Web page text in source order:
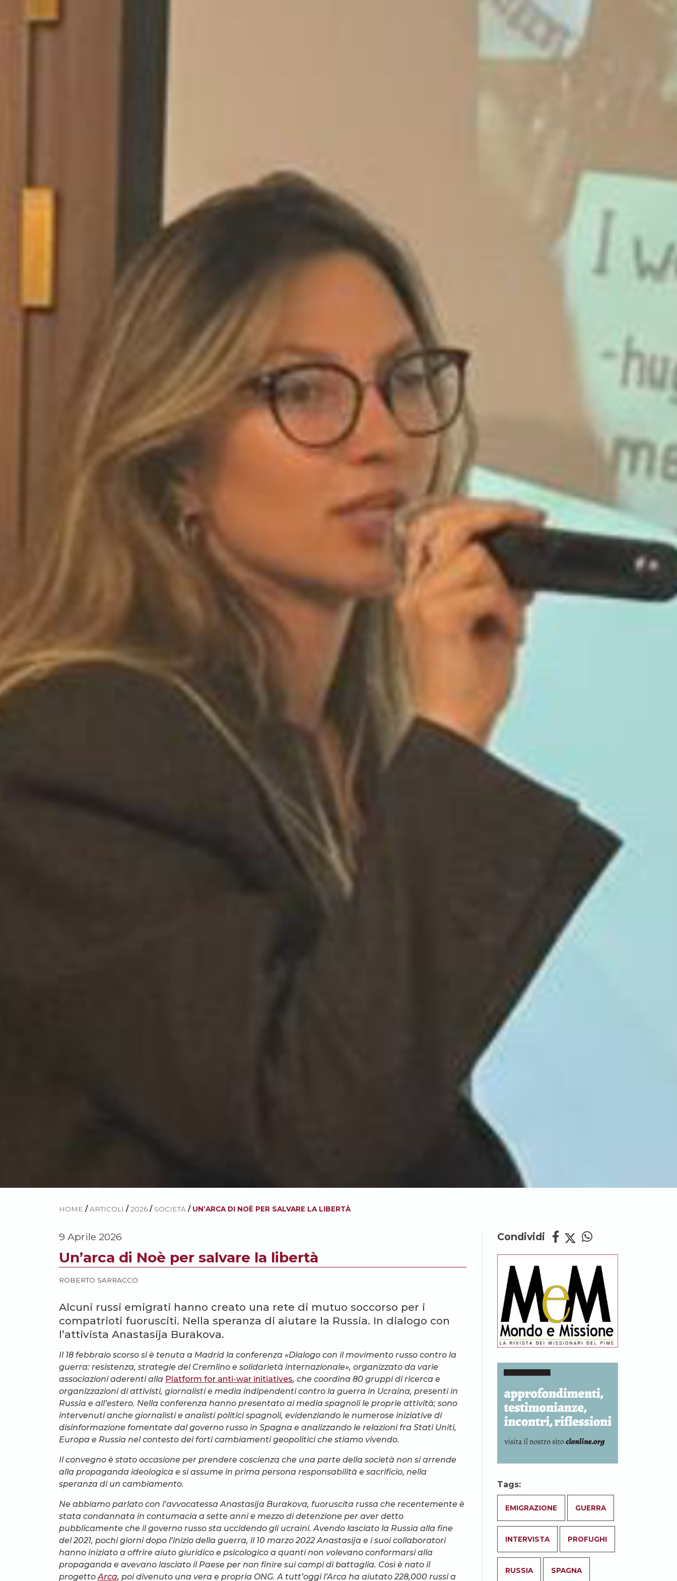
HOME / ARTICOLI / 2026 / SOCIETÀ / UN’ARCA DI NOÈ PER SALVARE LA LIBERTÀ
9 Aprile 2026
Un’arca di Noè per salvare la libertà
ROBERTO SARRACCO
Alcuni russi emigrati hanno creato una rete di mutuo soccorso per i
compatrioti fuorusciti. Nella speranza di aiutare la Russia. In dialogo con
l’attivista Anastasija Burakova.
Il 18 febbraio scorso si è tenuta a Madrid la conferenza «Dialogo con il movimento russo contro la
guerra: resistenza, strategie del Cremlino e solidarietà internazionale», organizzato da varie
associazioni aderenti alla Platform for anti-war initiatives, che coordina 80 gruppi di ricerca e
organizzazioni di attivisti, giornalisti e media indipendenti contro la guerra in Ucraina, presenti in
Russia e all’estero. Nella conferenza hanno presentato ai media spagnoli le proprie attività; sono
intervenuti anche giornalisti e analisti politici spagnoli, evidenziando le numerose iniziative di
disinformazione fomentate dal governo russo in Spagna e analizzando le relazioni fra Stati Uniti,
Europa e Russia nel contesto dei forti cambiamenti geopolitici che stiamo vivendo.
Il convegno è stato occasione per prendere coscienza che una parte della società non si arrende
alla propaganda ideologica e si assume in prima persona responsabilità e sacrificio, nella
speranza di un cambiamento.
Ne abbiamo parlato con l’avvocatessa Anastasija Burakova, fuoruscita russa che recentemente è
stata condannata in contumacia a sette anni e mezzo di detenzione per aver detto
pubblicamente che il governo russo sta uccidendo gli ucraini. Avendo lasciato la Russia alla fine
del 2021, pochi giorni dopo l’inizio della guerra, il 10 marzo 2022 Anastasija e i suoi collaboratori
hanno iniziato a offrire aiuto giuridico e psicologico a quanti non volevano conformarsi alla
propaganda e avevano lasciato il Paese per non finire sui campi di battaglia. Così è nato il
progettoArca, poi divenuto una vera e propria ONG. A tutt’oggi l’Arca ha aiutato 228,000 russi a
Condividi
Tags:
EMIGRAZIONE GUERRA
INTERVISTA PROFUGHI
RUSSIA SPAGNA